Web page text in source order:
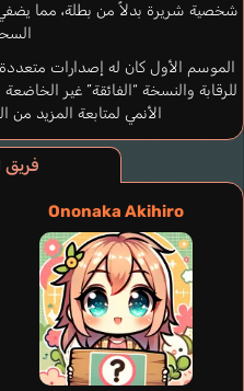
شخصية شريرة بدلاً من بطلة، مما يضفي
الموسم الأول كان له إصدارات متعددة
للرقابة والنسخة “الفائقة” غير
الأنمي لمتابعة المزيد من
فريق
Ononaka Akihiro